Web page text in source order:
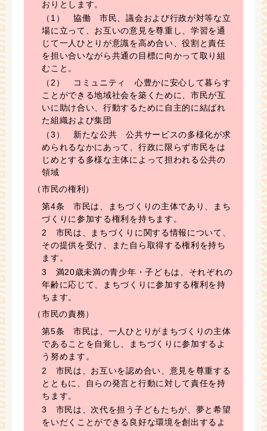
おりとします。
（1） 協働 市民、議会および行政が対等な立
場に立って、お互いの意見を尊重し、学習を通
じて一人ひとりが意識を高め合い、役割と責任
を担い合いながら共通の目標に向かって取り組
むこと。
（2） コミュニティ 心豊かに安心して暮らす
ことができる地域社会を築くために、市民が互
いに助け合い、行動するために自主的に結ばれ
た組織および集団
（3） 新たな公共 公共サービスの多様化が求
められるなかにあって、行政に限らず市民をは
じめとする多様な主体によって担われる公共の
領域
（市民の権利）
第4条 市民は、まちづくりの主体であり、まち
づくりに参加する権利を持ちます。
2 市民は、まちづくりに関する情報について、
その提供を受け、また自ら取得する権利を持ち
ます。
3 満20歳未満の青少年・子どもは、それぞれの
年齢に応じて、まちづくりに参加する権利を持
ちます。
（市民の責務）
第5条 市民は、一人ひとりがまちづくりの主体
であることを自覚し、まちづくりに参加するよ
う努めます。
2 市民は、お互いを認め合い、意見を尊重する
とともに、自らの発言と行動に対して責任を持
ちます。
3 市民は、次代を担う子どもたちが、夢と希望
をいだくことができる良好な環境を創出するよ